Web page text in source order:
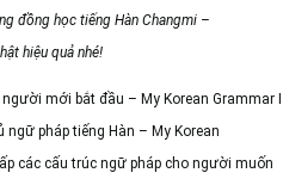
đồng học tiếng Hàn Changmi –
hiệu quả nhé!
người mới bắt đầu – My Korean Grammar I
ngữ pháp tiếng Hàn – My Korean
các cấu trúc ngữ pháp cho người muốn